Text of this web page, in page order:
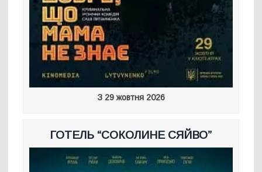
З 29 жовтня 2026
ГОТЕЛЬ “СОКОЛИНЕ СЯЙВО”